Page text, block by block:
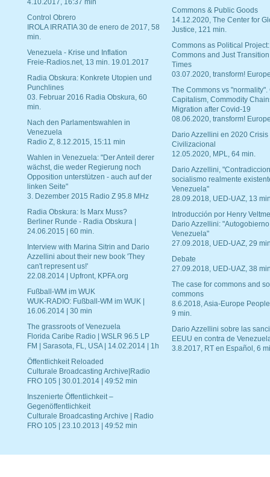
4.10.2017, 16:37 min
Control Obrero
IROLA IRRATIA 30 de enero de 2017, 58
min.
Venezuela - Krise und Inflation
Freie-Radios.net, 13 min. 19.01.2017
Radia Obskura: Konkrete Utopien und
Punchlines
03. Februar 2016 Radia Obskura, 60
min.
Nach den Parlamentswahlen in
Venezuela
Radio Z, 8.12.2015, 15:11 min
Wahlen in Venezuela: "Der Anteil derer
wächst, die weder Regierung noch
Opposition unterstützen - auch auf der
linken Seite"
3. Dezember 2015 Radio Z 95.8 MHz
Radia Obskura: Is Marx Muss?
Berliner Runde - Radia Obskura |
24.06.2015 | 60 min.
Interview with Marina Sitrin and Dario
Azzellini about their new book 'They
can't represent us!'
22.08.2014 | Upfront, KPFA.org
Fußball-WM im WUK
WUK-RADIO: Fußball-WM im WUK |
16.06.2014 | 30 min
The grassroots of Venezuela
Florida Caribe Radio | WSLR 96.5 LP
FM | Sarasota, FL, USA | 14.02.2014 | 1h
Öffentlichkeit Reloaded
Culturale Broadcasting Archive|Radio
FRO 105 | 30.01.2014 | 49:52 min
Inszenierte Öffentlichkeit –
Gegenöffentlichkeit
Culturale Broadcasting Archive | Radio
FRO 105 | 23.10.2013 | 49:52 min
Commons & Public Goods
14.12.2020, The Center for
Justice, 121 min.
Commons as Political Project:
Commons and Just
Times
03.07.2020, transform!
The Commons vs "normality".
Capitalism, Commodity
Migration after Covid-19
08.06.2020, transform!
Dario Azzellini en 2020 Crisis
Civilizacional
12.05.2020, MPL, 64 min.
Dario Azzellini,
socialismo realmente
Venezuela"
28.09.2018, UED-UAZ, 13
Introducción por Henry
Dario Azzellini:
Venezuela"
27.09.2018, UED-UAZ, 29
Debate
27.09.2018, UED-UAZ, 38
The case for commons and
commons
8.6.2018, Asia-Europe
9 min.
Dario Azzellini sobre las
EEUU en contra de
3.8.2017, RT en Español, 6